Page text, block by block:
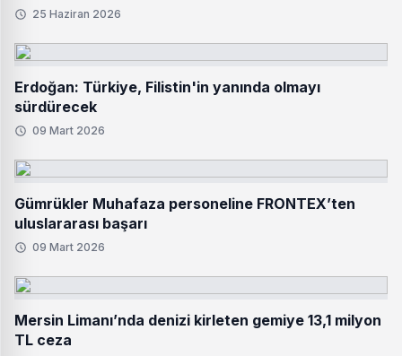
25 Haziran 2026
Erdoğan: Türkiye, Filistin'in yanında olmayı
sürdürecek
09 Mart 2026
Gümrükler Muhafaza personeline FRONTEX’ten
uluslararası başarı
09 Mart 2026
Mersin Limanı’nda denizi kirleten gemiye 13,1 milyon
TL ceza